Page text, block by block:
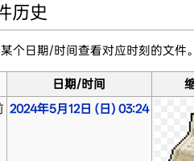
历史
个日期/时间查看对应时刻的文件。
日期/时间
2024年5月12日 (日) 03:24